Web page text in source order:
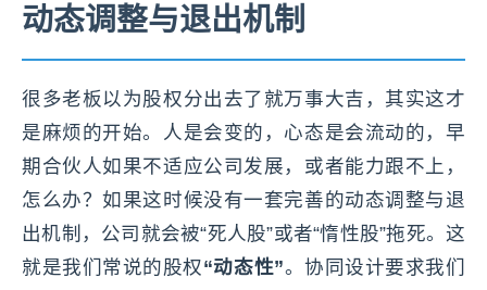
动态调整与退出机制
很多老板以为股权分出去了就万事大吉，其实这才
是麻烦的开始。人是会变的，心态是会流动的，早
期合伙人如果不适应公司发展，或者能力跟不上，
怎么办？如果这时候没有一套完善的动态调整与退
出机制，公司就会被“死人股”或者“惰性股”拖死。这
就是我们常说的股权“动态性”。协同设计要求我们